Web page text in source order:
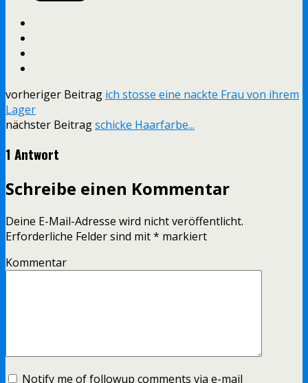
vorheriger Beitrag ich stosse eine nackte Frau von ihrem
Lager
nächster Beitragschicke Haarfarbe...
1 Antwort
Schreibe einen Kommentar
Deine E-Mail-Adresse wird nicht veröffentlicht.
Erforderliche Felder sind mit* markiert
Kommentar
Notify me of followup comments via e-mail